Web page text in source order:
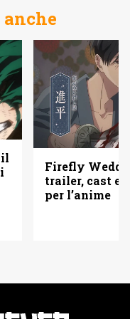
il
Firefly
trailer, cast e
per l’anime